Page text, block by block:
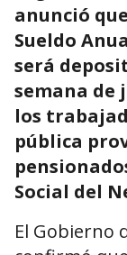
anunció
Sueldo
será
semana de
los
pública
Social del
El Gobierno